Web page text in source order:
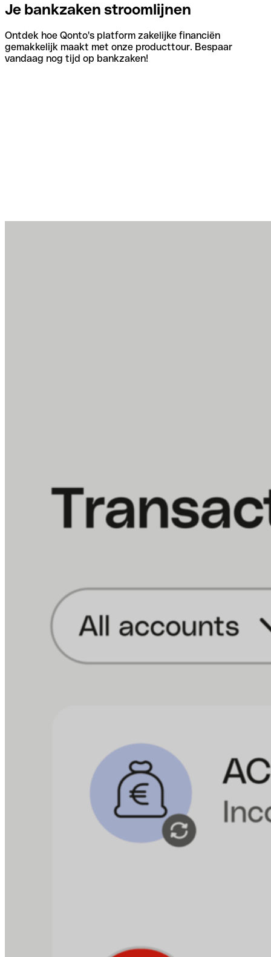
Je bankzaken stroomlijnen
Ontdek hoe Qonto's platform zakelijke financiën
gemakkelijk maakt met onze producttour. Bespaar
vandaag nog tijd op bankzaken!